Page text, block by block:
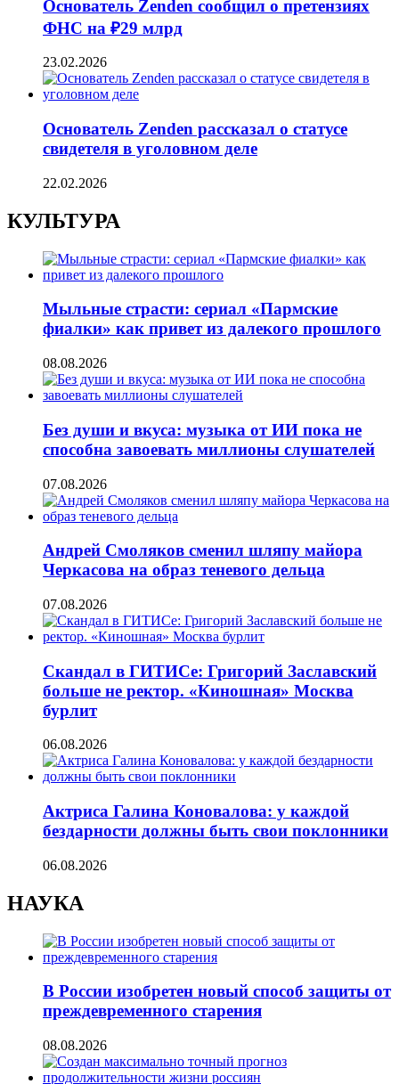
Основатель Zenden сообщил о претензиях
ФНС на ₽29 млрд
23.02.2026
Основатель Zenden рассказал о статусе
свидетеля в уголовном деле
22.02.2026
КУЛЬТУРА
Мыльные страсти: сериал «Пармские
фиалки» как привет из далекого прошлого
08.08.2026
Без души и вкуса: музыка от ИИ пока не
способна завоевать миллионы слушателей
07.08.2026
Андрей Смоляков сменил шляпу майора
Черкасова на образ теневого дельца
07.08.2026
Скандал в ГИТИСе: Григорий Заславский
больше не ректор. «Киношная» Москва
бурлит
06.08.2026
Актриса Галина Коновалова: у каждой
бездарности должны быть свои поклонники
06.08.2026
НАУКА
В России изобретен новый способ защиты от
преждевременного старения
08.08.2026